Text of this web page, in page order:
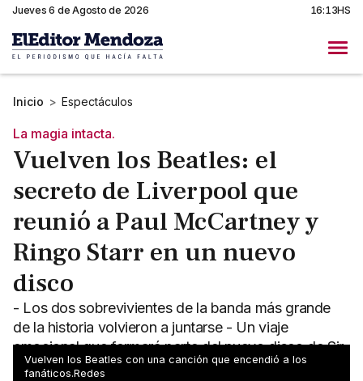
Jueves 6 de Agosto de 2026 16:13HS
Inicio > Espectáculos
La magia intacta.
Vuelven los Beatles: el
secreto de Liverpool que
reunió a Paul McCartney y
Ringo Starr en un nuevo
disco
- Los dos sobrevivientes de la banda más grande
de la historia volvieron a juntarse - Un viaje
emocional que formará parte del nuevo disco de Sir
Paul
Vuelven los Beatles con una canción que encendió a los
fanáticos.Redes